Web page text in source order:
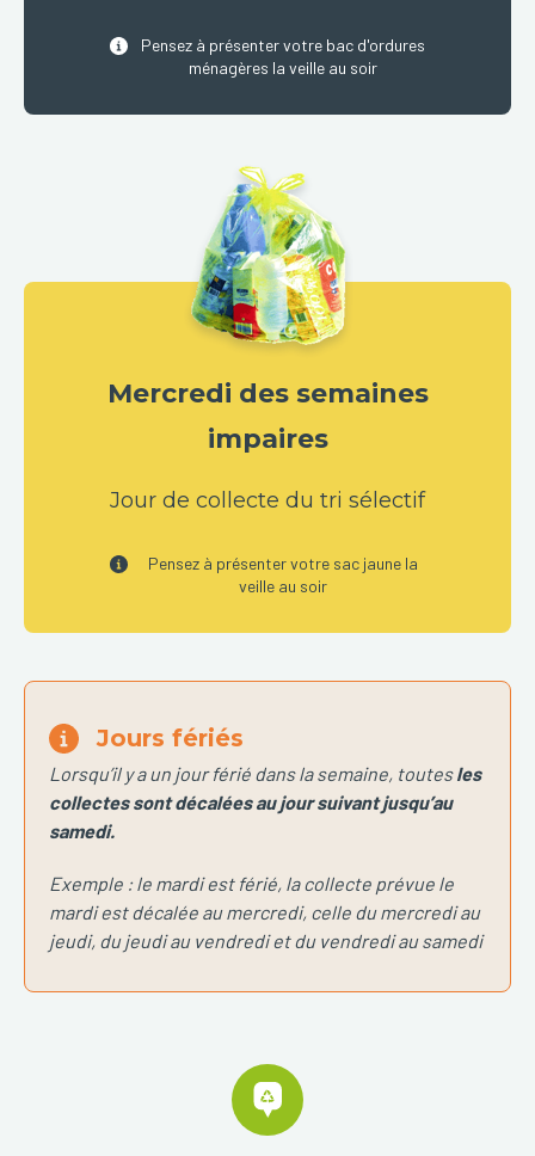
Pensez à présenter votre bac d'ordures
ménagères la veille au soir
Mercredi des semaines
impaires
Jour de collecte du tri sélectif
Pensez à présenter votre sac jaune la
veille au soir
Jours fériés
Lorsqu’il y a un jour férié dans la semaine, toutesles
collectes sont décalées au jour suivant jusqu’au
samedi.
Exemple : le mardi est férié, la collecte prévue le
mardi est décalée au mercredi, celle du mercredi au
jeudi, du jeudi au vendredi et du vendredi au samedi